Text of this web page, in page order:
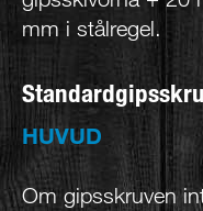
mm i stålregel.
HUVUD
Om gipsskruven